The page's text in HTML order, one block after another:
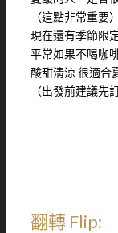
（這點非常重要）
現在還有季節限
平常如果不喝咖
酸甜淸涼 很適合
（出發前建議先
翻轉 Flip: